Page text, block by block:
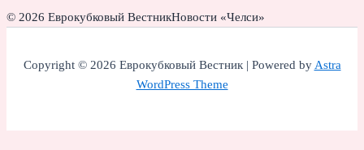
© 2026 Еврокубковый ВестникНовости «Челси»
Copyright © 2026 Еврокубковый Вестник | Powered byAstra
WordPress Theme